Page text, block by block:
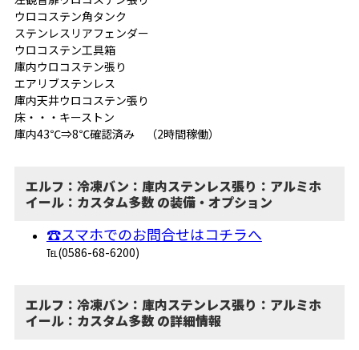
ウロコステン角タンク
ステンレスリアフェンダー
ウロコステン工具箱
庫内ウロコステン張り
エアリブステンレス
庫内天井ウロコステン張り
床・・・キーストン
庫内43℃⇒8℃確認済み （2時間稼働）
エルフ：冷凍バン：庫内ステンレス張り：アルミホ
イール：カスタム多数 の装備・オプション
☎スマホでのお問合せはコチラへ
℡(0586-68-6200)
エルフ：冷凍バン：庫内ステンレス張り：アルミホ
イール：カスタム多数 の詳細情報